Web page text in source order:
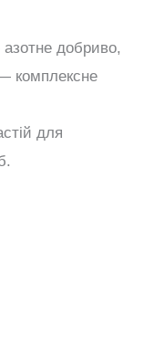
добриво,
комплексне
для